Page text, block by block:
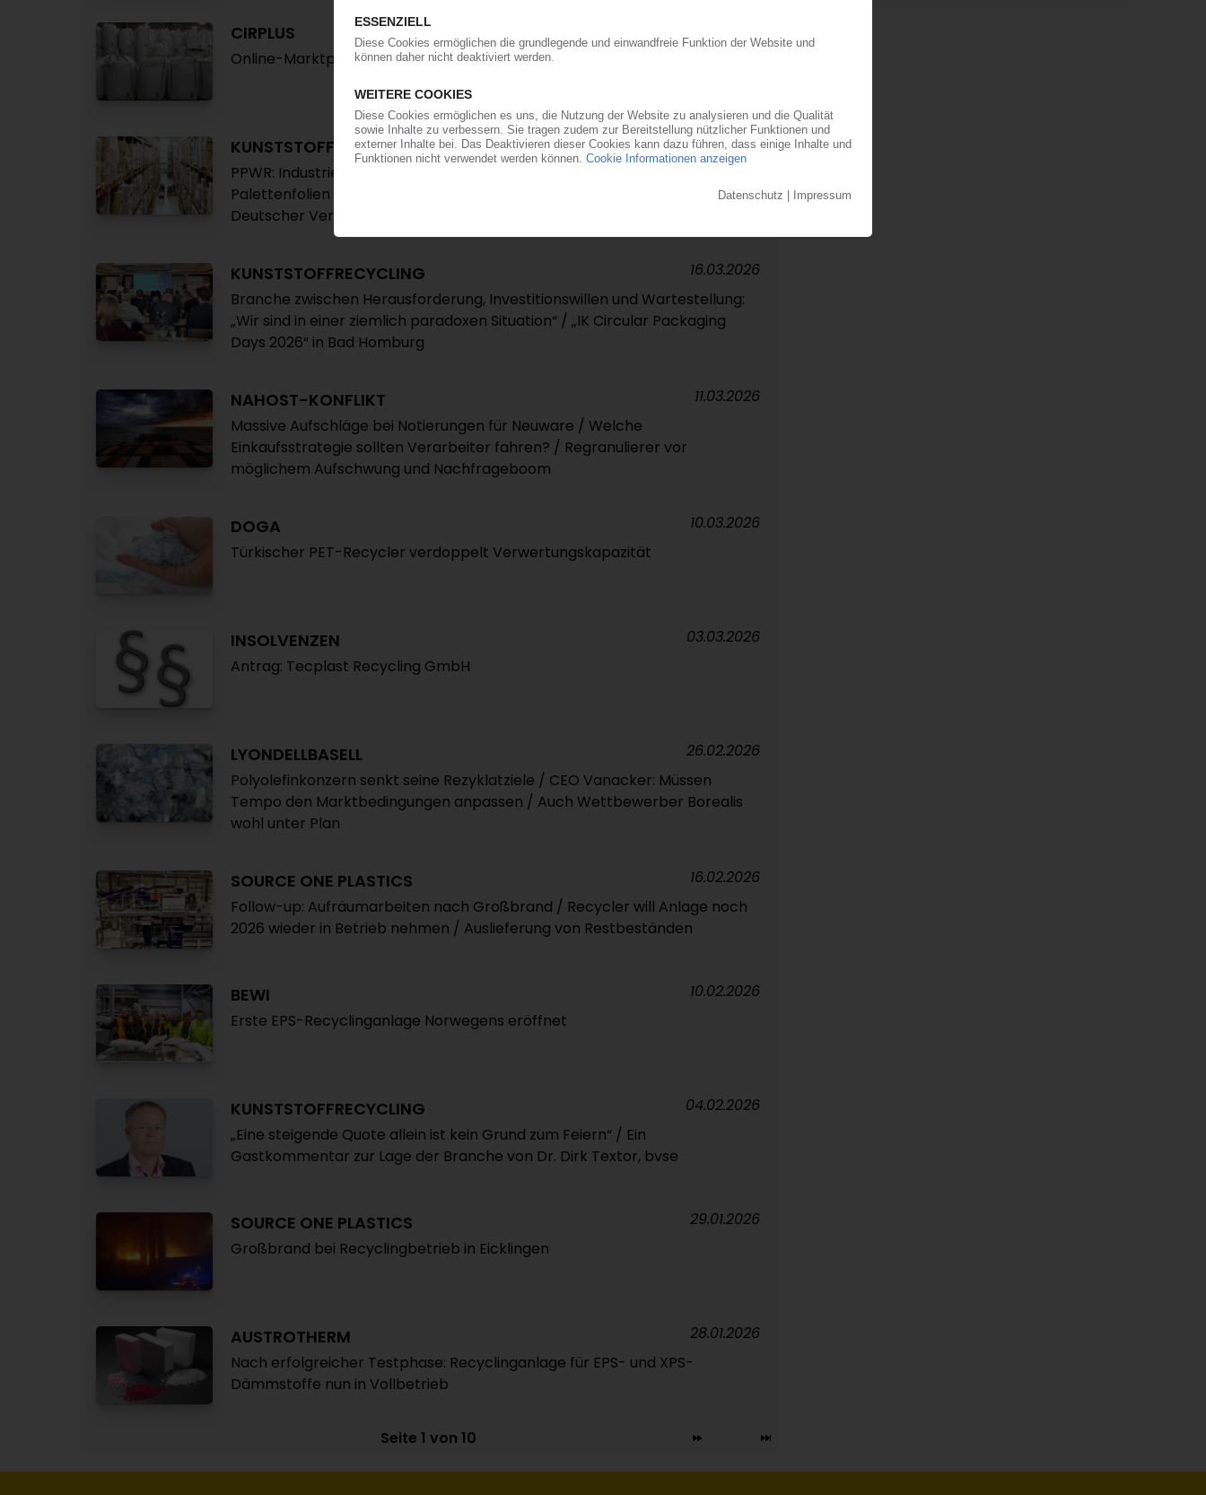
CIRPLUS
Online-Marktplatz für Kunststoff-Regranulate wird liquidiert
KUNSTSTOFFVERPACKUNGEN
PPWR: Industrie fordert Lockerung der 40-Prozent-Mehrwegquote für
Palettenfolien und Umreifungsbänder / Zahlreiche Klagen anhängig / 5.
Deutscher Verpackungsrechtstag
19.03.2026
KUNSTSTOFFRECYCLING
Branche zwischen Herausforderung, Investitionswillen und Wartestellung:
„Wir sind in einer ziemlich paradoxen Situation“ / „IK Circular Packaging
Days 2026“ in Bad Homburg
16.03.2026
NAHOST-KONFLIKT
Massive Aufschläge bei Notierungen für Neuware / Welche
Einkaufsstrategie sollten Verarbeiter fahren? / Regranulierer vor
möglichem Aufschwung und Nachfrageboom
11.03.2026
DOGA
Türkischer PET-Recycler verdoppelt Verwertungskapazität
10.03.2026
INSOLVENZEN
Antrag: Tecplast Recycling GmbH
03.03.2026
LYONDELLBASELL
Polyolefinkonzern senkt seine Rezyklatziele / CEO Vanacker: Müssen
Tempo den Marktbedingungen anpassen / Auch Wettbewerber Borealis
wohl unter Plan
26.02.2026
SOURCE ONE PLASTICS
Follow-up: Aufräumarbeiten nach Großbrand / Recycler will Anlage noch
2026 wieder in Betrieb nehmen / Auslieferung von Restbeständen
16.02.2026
BEWI
Erste EPS-Recyclinganlage Norwegens eröffnet
10.02.2026
KUNSTSTOFFRECYCLING
„Eine steigende Quote allein ist kein Grund zum Feiern“ / Ein
Gastkommentar zur Lage der Branche von Dr. Dirk Textor, bvse
04.02.2026
SOURCE ONE PLASTICS
Großbrand bei Recyclingbetrieb in Eicklingen
29.01.2026
AUSTROTHERM
Nach erfolgreicher Testphase: Recyclinganlage für EPS- und XPS-
Dämmstoffe nun in Vollbetrieb
28.01.2026
Seite 1 von 10